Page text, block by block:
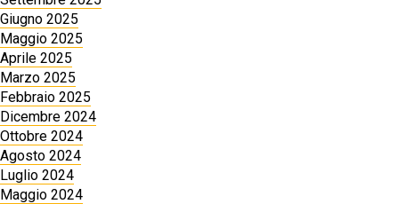
Giugno 2025
Maggio 2025
Aprile 2025
Marzo 2025
Febbraio 2025
Dicembre 2024
Ottobre 2024
Agosto 2024
Luglio 2024
Maggio 2024